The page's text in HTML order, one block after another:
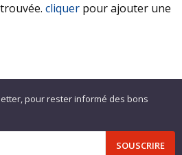
cliquer pour ajouter une
pour rester informé des bons